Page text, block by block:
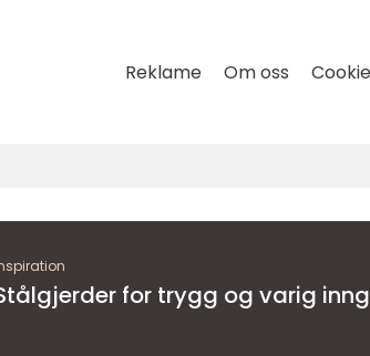
Reklame Om oss
for trygg og varig